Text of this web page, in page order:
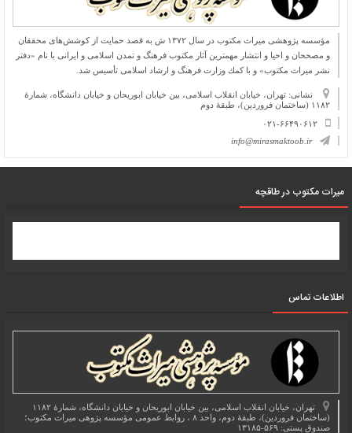
مؤسسه پژوهشی میراث مكتوب در سال ۱۳۷۲ ش به قصد حمایت از كوشش‌های محققان
و مصححان و احیا و انتشار مهمترین آثار مكتوب فرهنگ و تمدن اسلامی و ایرانی با نام «دفتر
نشر میراث مكتوب» و با كمك وزارت فرهنگ و ارشاد اسلامی تأسیس شد.
نشانی: تهران، خیابان انقلاب اسلامی، بین خیابان ابوریحان و خیابان دانشگاه، شمارۀ
۱۱۸۲ (ساختمان فروردین)، طبقۀ دوم
۰۲۱-۶۶۴۹۰۶۱۲
info@mirasmaktoob.ir
میرات مکتوب در طاقچه
اطلاعات تماس
تهران، خیابان انقلاب اسلامی، بین خیابان ابوریحان و خیابان دانشگاه، شمارۀ ۱۱۸۲
(ساختمان فروردین)، طبقۀ دوم، واحد ۸ ، روابط عمومی مؤسسه پژوهی میراث مکتوب؛
صندوق پستی: ۵۶۹-۱۳۱۸۵